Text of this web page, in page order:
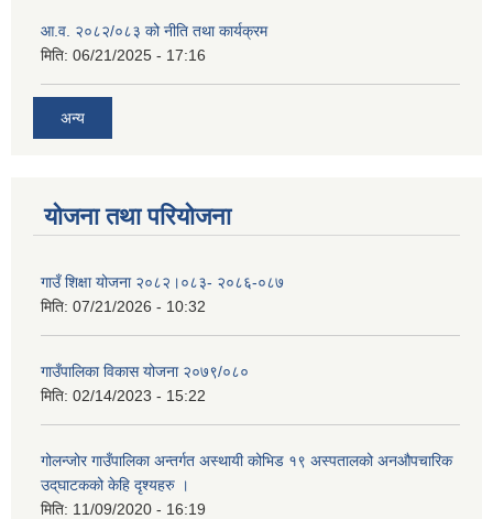
आ.व. २०८२/०८३ को नीति तथा कार्यक्रम
मिति: 06/21/2025 - 17:16
अन्य
योजना तथा परियोजना
गाउँ शिक्षा योजना २०८२।०८३- २०८६-०८७
मिति: 07/21/2026 - 10:32
गाउँपालिका विकास योजना २०७९/०८०
मिति: 02/14/2023 - 15:22
गोलन्जोर गाउँपालिका अन्तर्गत अस्थायी कोभिड १९ अस्पतालको अनऔपचारिक
उद्‌घाटकको केहि दृश्यहरु ।
मिति: 11/09/2020 - 16:19